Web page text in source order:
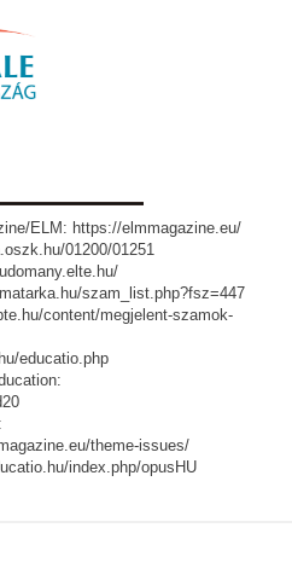
ELM: https://elmmagazine.eu/
01200/01251
szam_list.php?fsz=447
content/megjelent-szamok-
educatio.php
theme-issues/
index.php/opusHU